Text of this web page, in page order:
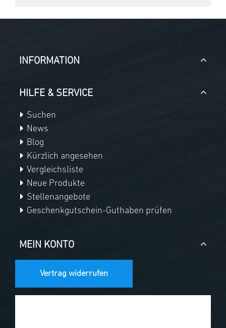
INFORMATION
HILFE & SERVICE
Suchen
News
Blog
Kürzlich angesehen
Vergleichsliste
Neue Produkte
Stellenangebote
Geschenkgutschein-Guthaben prüfen
MEIN KONTO
Vertrag widerrufen